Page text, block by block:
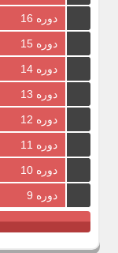
دوره 16
دوره 15
دوره 14
دوره 13
دوره 12
دوره 11
دوره 10
دوره 9